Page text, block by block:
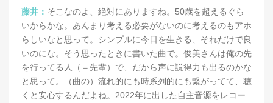
藤井： そこなのよ、絶対にありますね。50歳を超えるぐら
いからかな。あんまり考える必要がないのに考えるのもアホ
らしいなと思って。シンプルに今日を生きる、それだけで良
いのにな。そう思ったときに書いた曲で。俊美さんは俺の先
を行ってる人（＝先輩）で、だから声に説得力も出るのかな
と思って。（曲の）流れ的にも時系列的にも繋がってて、聴
くと安心するんだよね。2022年に出した自主音源をレコー